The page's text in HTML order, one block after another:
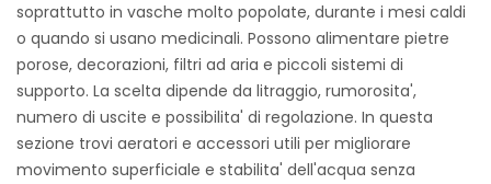
soprattutto in vasche molto popolate, durante i mesi caldi
o quando si usano medicinali. Possono alimentare pietre
porose, decorazioni, filtri ad aria e piccoli sistemi di
supporto. La scelta dipende da litraggio, rumorosita',
numero di uscite e possibilita' di regolazione. In questa
sezione trovi aeratori e accessori utili per migliorare
movimento superficiale e stabilita' dell'acqua senza